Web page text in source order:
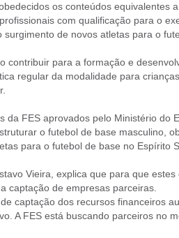
os conteúdos equivalentes
com qualificação para o
surgimento de novos atletas para o
contribuir para a formação e
regular da modalidade para
da FES aprovados pelo Ministério do
o futebol de base masculino,
para o futebol de base no Espírito
Vieira, explica que para que
captação de empresas parceiras.
captação dos recursos financeiros
A FES está buscando parceiros no